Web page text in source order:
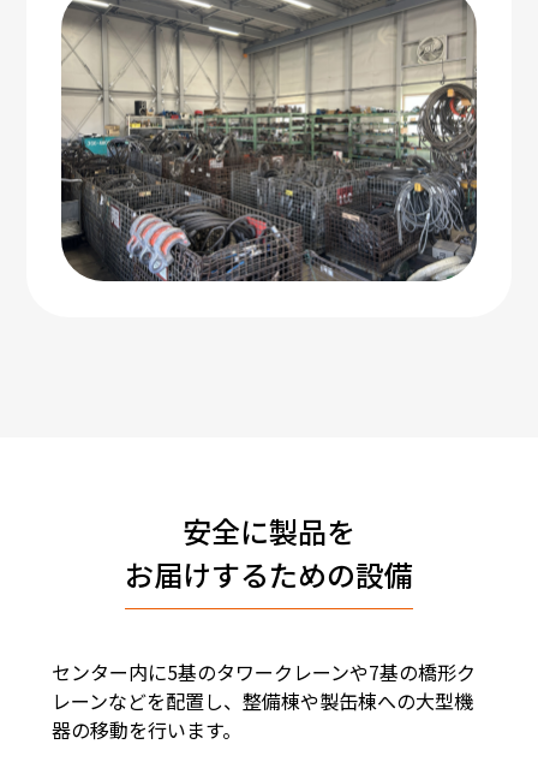
安全に製品を
お届けするための設備
センター内に5基のタワークレーンや7基の橋形ク
レーンなどを配置し、整備棟や製缶棟への大型機
器の移動を行います。